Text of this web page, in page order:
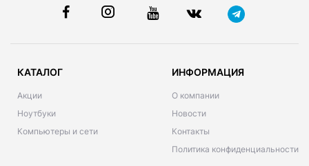
КАТАЛОГ
Акции
Ноутбуки
Компьютеры и сети
ИНФОРМАЦИЯ
О компании
Новости
Контакты
Политика конфиденциальности